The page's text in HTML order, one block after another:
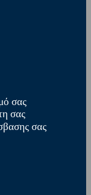
σας
σας
σας